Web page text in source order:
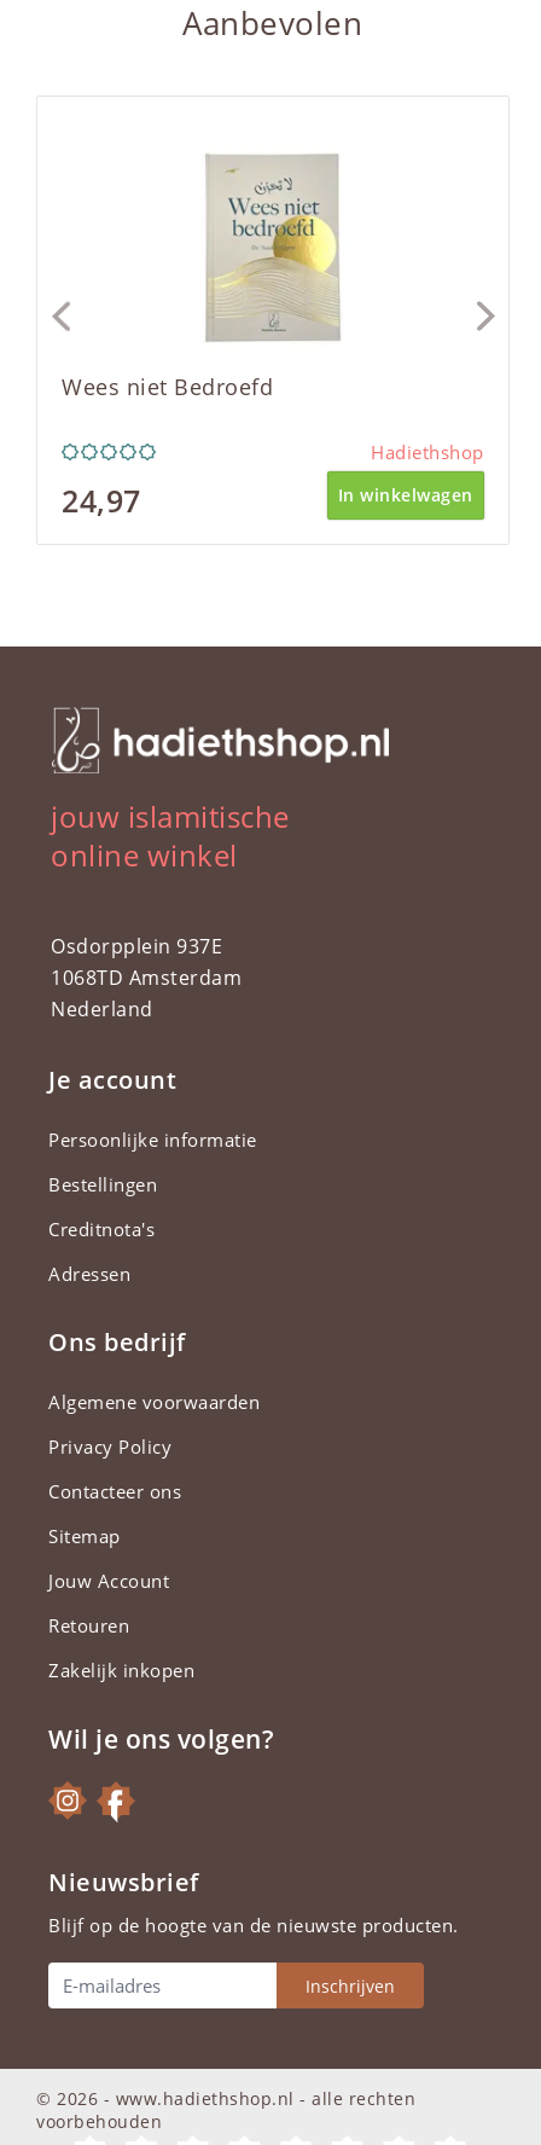
Aanbevolen
Wees niet Bedroefd
Hadiethshop
24,97 In winkelwagen
jouw islamitische
online winkel
Osdorpplein 937E
1068TD Amsterdam
Nederland
Je account
Persoonlijke informatie
Bestellingen
Creditnota's
Adressen
Ons bedrijf
Algemene voorwaarden
Privacy Policy
Contacteer ons
Sitemap
Jouw Account
Retouren
Zakelijk inkopen
Wil je ons volgen?
Nieuwsbrief
Blijf op de hoogte van de nieuwste producten.
Inschrijven
© 2026 - www.hadiethshop.nl -alle rechten
voorbehouden